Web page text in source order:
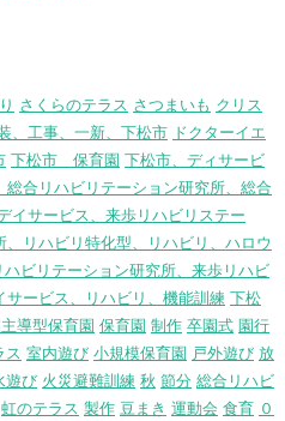
さくらのテラス さつまいも クリス
、工事、一新、下松市 ドクターイエ
下松市 保育園 下松市、ディサービ
合リハビリテーション研究所、総合
イサービス、来歩リハビリステー
リハビリ特化型、リハビリ、ハロウ
ビリテーション研究所、来歩リハビ
サービス、リハビリ、機能訓練 下松
導型保育園 保育園 制作 卒園式 園行
ス 室内遊び 小規模保育園 戸外遊び 放
遊び 火災避難訓練 秋 節分 総合リハビ
虹のテラス 製作 豆まき 運動会 食育 ０